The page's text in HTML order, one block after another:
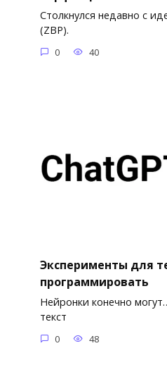
Столкнулся недавно с
(ZBP).
0 40
Эксперименты для
программировать
Нейронки конечно
текст
0 48